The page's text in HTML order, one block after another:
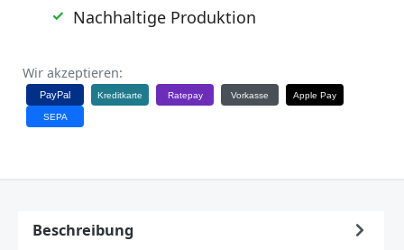
Nachhaltige Produktion
Wir akzeptieren:
PayPal Kreditkarte Ratepay Vorkasse Apple Pay
SEPA
Beschreibung